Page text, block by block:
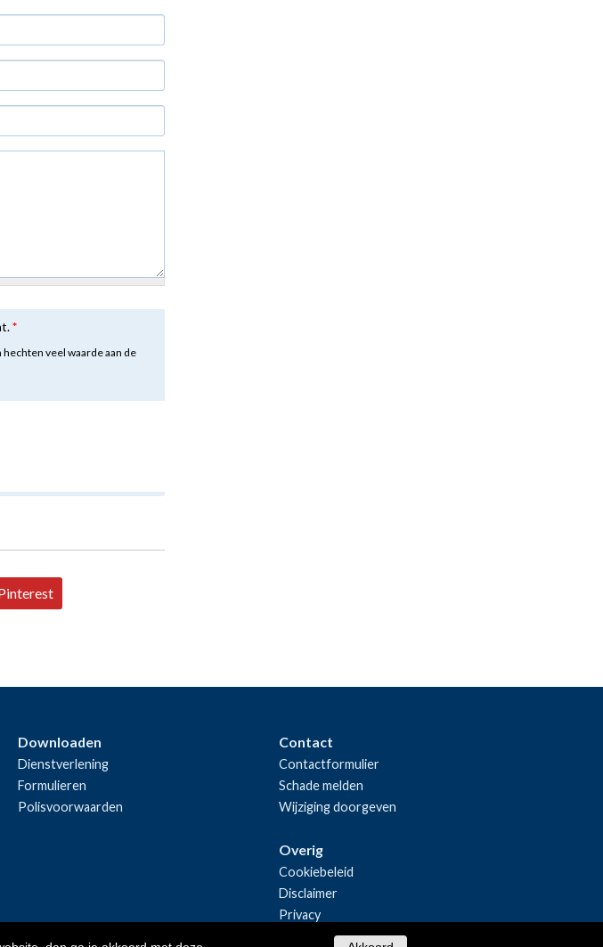
*
veel waarde aan de
Downloaden
Dienstverlening
Formulieren
Polisvoorwaarden
Contact
Contactformulier
Schade melden
Wijziging doorgeven
Overig
Cookiebeleid
Disclaimer
Privacy